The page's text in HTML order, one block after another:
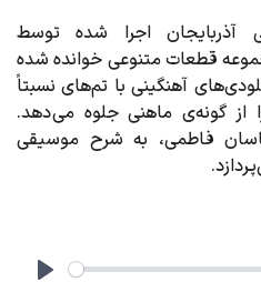
آذربایجان اجرا شده توسط
قطعات متنوعی خوانده شده
آهنگینی با تم‌های نسبتاً
از گونه‌ی ماهنی جلوه می دهد.
فاطمی، به شرح موسیقی